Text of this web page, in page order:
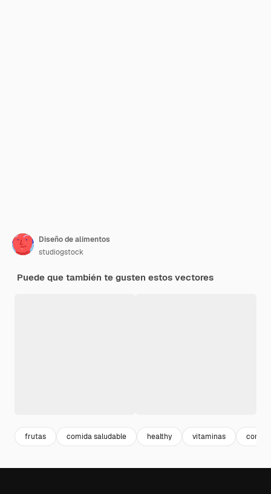
Diseño de alimentos
studiogstock
Puede que también te gusten estos vectores
frutas comida saludable healthy vitaminas comer